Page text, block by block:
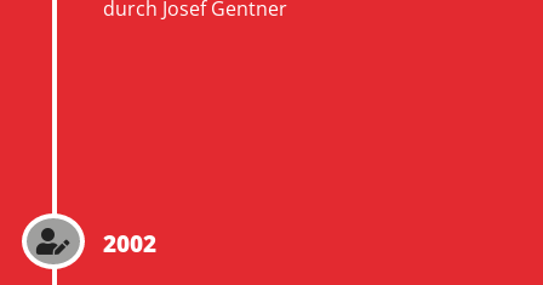
durch Josef Gentner
 2002